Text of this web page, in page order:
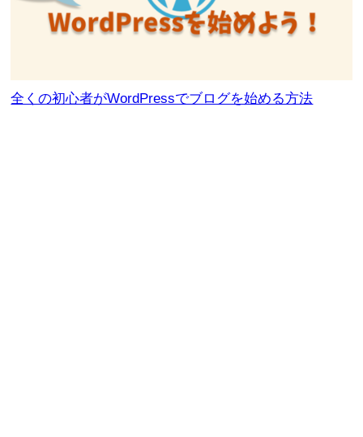
全くの初心者がWordPressでブログを始める方法